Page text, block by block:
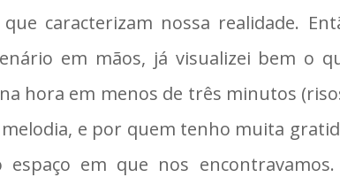
caracterizam nossa realidade.
em mãos, já visualizei bem o
hora em menos de três minutos
e por quem tenho muita
espaço em que nos